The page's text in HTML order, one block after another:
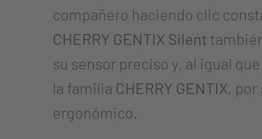
compañero haciendo clic
CHERRY GENTIX Silent
su sensor preciso y, al igual
la familia CHERRY GENTIX, por
ergonómico.